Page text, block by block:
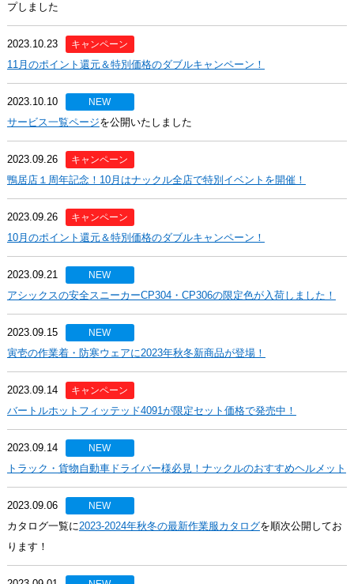
プしました
2023.10.23 キャンペーン
11月のポイント還元＆特別価格のダブルキャンペーン！
2023.10.10 NEW
サービス一覧ページを公開いたしました
2023.09.26 キャンペーン
鴨居店１周年記念！10月はナックル全店で特別イベントを開催！
2023.09.26 キャンペーン
10月のポイント還元＆特別価格のダブルキャンペーン！
2023.09.21 NEW
アシックスの安全スニーカーCP304・CP306の限定色が入荷しました！
2023.09.15 NEW
寅壱の作業着・防寒ウェアに2023年秋冬新商品が登場！
2023.09.14 キャンペーン
バートルホットフィッテッド4091が限定セット価格で発売中！
2023.09.14 NEW
トラック・貨物自動車ドライバー様必見！ナックルのおすすめヘルメット
2023.09.06 NEW
カタログ一覧に2023-2024年秋冬の最新作業服カタログを順次公開してお
ります！